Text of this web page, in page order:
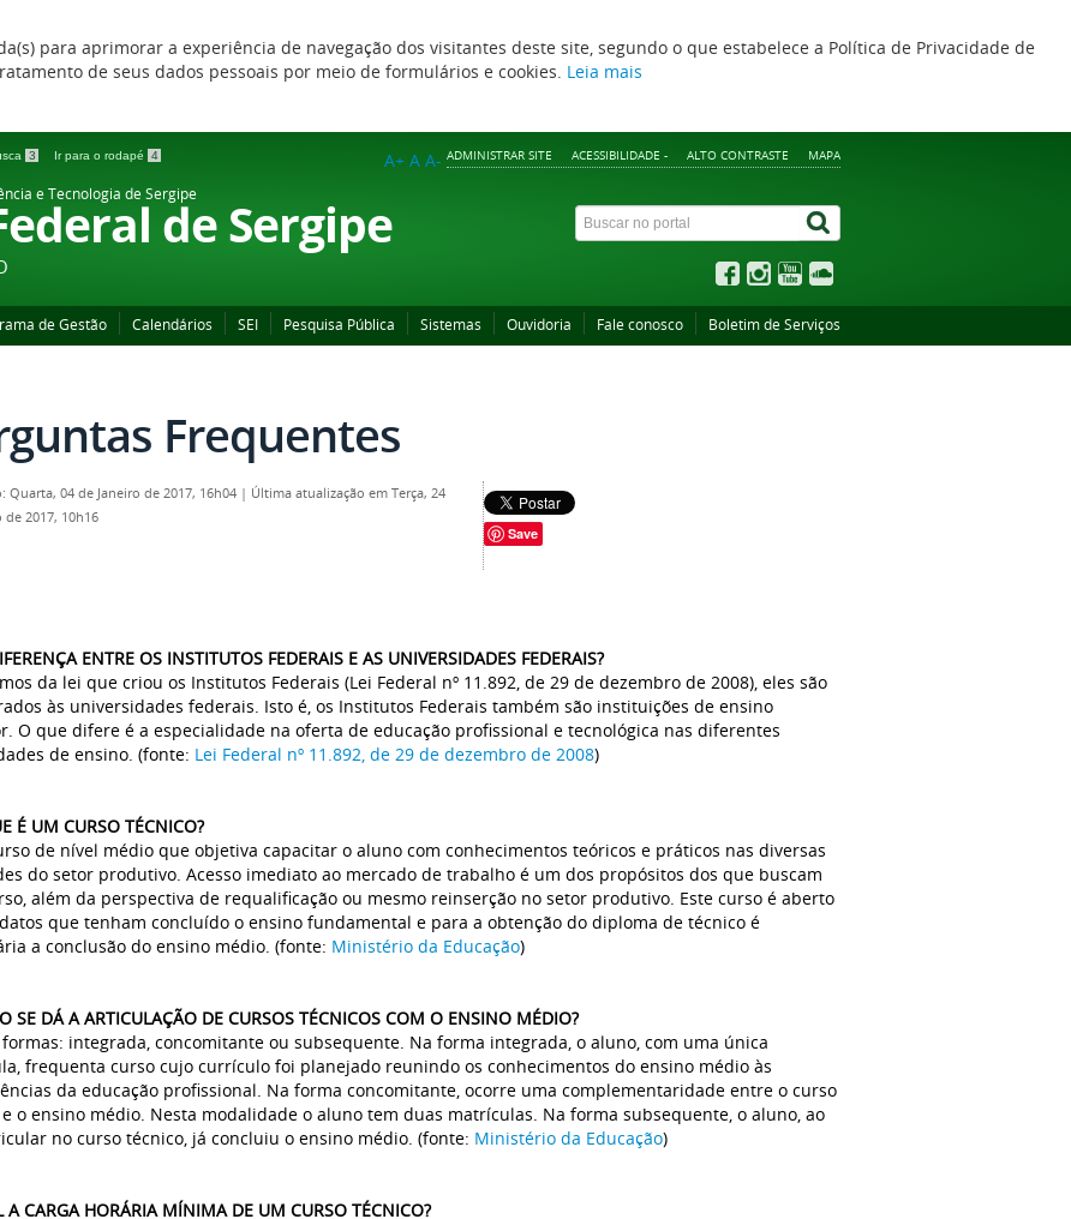
para aprimorar a experiência de navegação dos visitantes deste site, segundo o que estabelece a Política de Privacidade de
de seus dados pessoais por meio de formulários e cookies. Leia mais
3 Ir para o rodapé 4 ADMINISTRAR SITE ACESSIBILIDADE - ALTO CONTRASTE MAPA
A+ A A-
e Tecnologia de Sergipede Sergipe
de Gestão Calendários SEI Pesquisa Pública Sistemas Ouvidoria Fale conosco Boletim de Serviços
Frequentes
Quarta, 04 de Janeiro de 2017, 16h04 | Última atualização em Terça, 24
de 2017, 10h16
Save
ENTRE OS INSTITUTOS FEDERAIS E AS UNIVERSIDADES FEDERAIS?
da lei que criou os Institutos Federais (Lei Federal nº 11.892, de 29 de dezembro de 2008), eles são
às universidades federais. Isto é, os Institutos Federais também são instituições de ensino
O que difere é a especialidade na oferta de educação profissional e tecnológica nas diferentes
de ensino. (fonte: Lei Federal nº 11.892, de 29 de dezembro de 2008)
É UM CURSO TÉCNICO?
de nível médio que objetiva capacitar o aluno com conhecimentos teóricos e práticos nas diversas
do setor produtivo. Acesso imediato ao mercado de trabalho é um dos propósitos dos que buscam
além da perspectiva de requalificação ou mesmo reinserção no setor produtivo. Este curso é aberto
que tenham concluído o ensino fundamental e para a obtenção do diploma de técnico é
a conclusão do ensino médio. (fonte: Ministério da Educação)
SE DÁ A ARTICULAÇÃO DE CURSOS TÉCNICOS COM O ENSINO MÉDIO?
integrada, concomitante ou subsequente. Na forma integrada, o aluno, com uma única
frequenta curso cujo currículo foi planejado reunindo os conhecimentos do ensino médio às
da educação profissional. Na forma concomitante, ocorre uma complementaridade entre o curso
o ensino médio. Nesta modalidade o aluno tem duas matrículas. Na forma subsequente, o aluno, ao
no curso técnico, já concluiu o ensino médio. (fonte: Ministério da Educação)
A CARGA HORÁRIA MÍNIMA DE UM CURSO TÉCNICO?